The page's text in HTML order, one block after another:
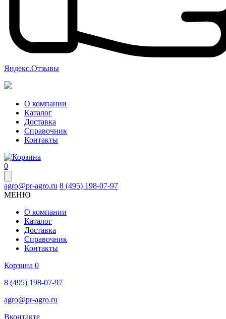
Яндекс.Отзывы
О компании
Каталог
Доставка
Справочник
Контакты
0
agro@pr-agro.ru 8 (495) 198-07-97
МЕНЮ
О компании
Каталог
Доставка
Справочник
Контакты
Корзина 0
8 (495) 198-07-97
agro@pr-agro.ru
Вконтакте